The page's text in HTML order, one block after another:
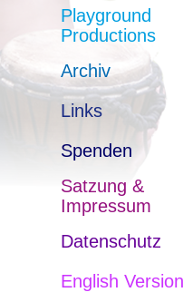
Playground
Productions
Archiv
Links
Spenden
Satzung &
Impressum
Datenschutz
English Version